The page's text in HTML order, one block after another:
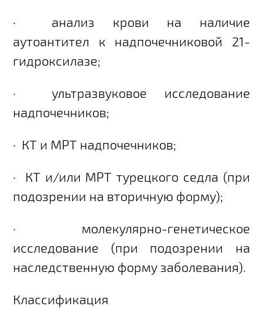
·
анализ крови на наличие
аутоантител к надпочечниковой 21-
гидроксилазе;
·
ультразвуковое исследование
надпочечников;
· КТ и МРТ надпочечников;
·
КТ и/или МРТ турецкого седла (при
подозрении на вторичную форму);
·
молекулярно-генетическое
исследование (при подозрении на
наследственную форму заболевания).
Классификация